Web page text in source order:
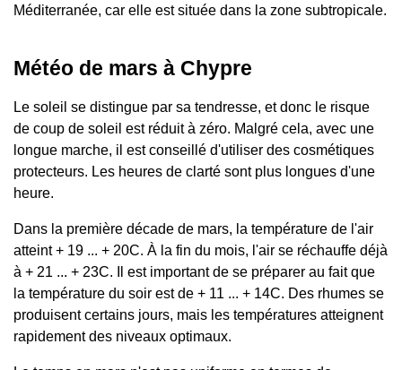
Méditerranée, car elle est située dans la zone subtropicale.
Météo de mars à Chypre
Le soleil se distingue par sa tendresse, et donc le risque
de coup de soleil est réduit à zéro. Malgré cela, avec une
longue marche, il est conseillé d'utiliser des cosmétiques
protecteurs. Les heures de clarté sont plus longues d'une
heure.
Dans la première décade de mars, la température de l'air
atteint + 19 ... + 20C. À la fin du mois, l'air se réchauffe déjà
à + 21 ... + 23C. Il est important de se préparer au fait que
la température du soir est de + 11 ... + 14C. Des rhumes se
produisent certains jours, mais les températures atteignent
rapidement des niveaux optimaux.